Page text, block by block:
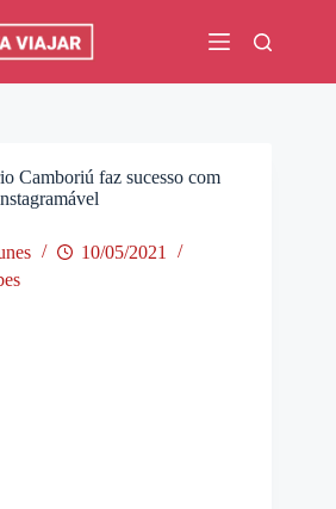
Camboriú faz sucesso com
10/05/2021